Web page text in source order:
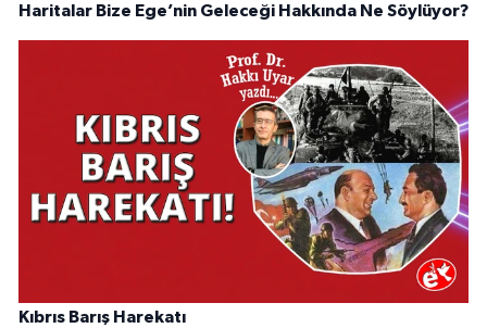
Haritalar Bize Ege’nin Geleceği Hakkında Ne Söylüyor?
Kıbrıs Barış Harekatı